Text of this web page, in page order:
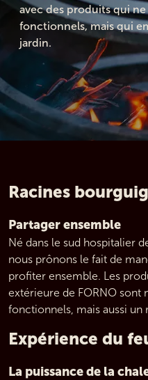
avec des produits qui
fonctionnels, mais qui
jardin.
Racines
Partager ensemble
Né dans le sud hospitalier
nous prônons le fait de
profiter ensemble. Les
extérieure de FORNO sont
fonctionnels, mais aussi un
Expérience du
La puissance de la